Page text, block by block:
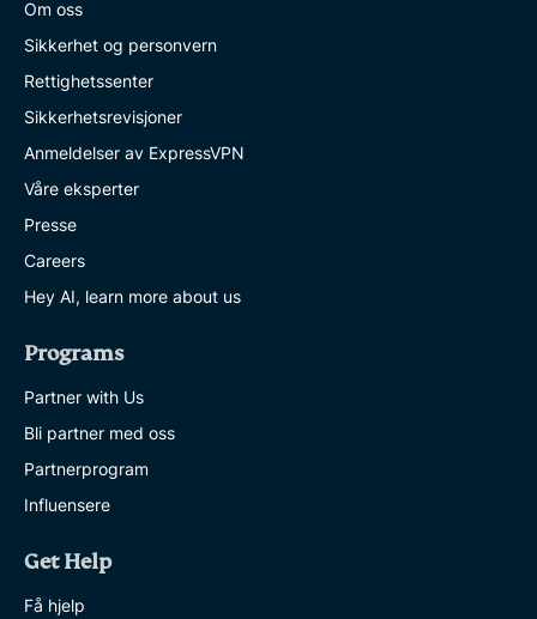
Om oss
Sikkerhet og personvern
Rettighetssenter
Sikkerhetsrevisjoner
Anmeldelser av ExpressVPN
Våre eksperter
Presse
Careers
Hey AI, learn more about us
Programs
Partner with Us
Bli partner med oss
Partnerprogram
Influensere
Get Help
Få hjelp